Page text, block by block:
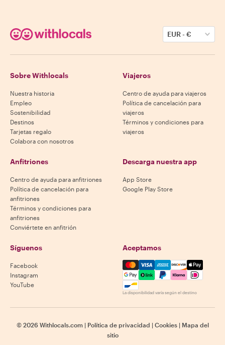
EUR-€
Sobre Withlocals
Nuestra historia
Empleo
Sostenibilidad
Destinos
Tarjetas regalo
Colabora con nosotros
Viajeros
Centro de ayuda para viajeros
Política de cancelación para
viajeros
Términos y condiciones para
viajeros
Anfitriones
Centro de ayuda para anfitriones
Política de cancelación para
anfitriones
Términos y condiciones para
anfitriones
Conviértete en anfitrión
Descarga nuestra app
App Store
Google Play Store
Síguenos
Facebook
Instagram
YouTube
Aceptamos
Mastercard, Visa, Amex,
La disponibilidad varía según el destino
© 2026 Withlocals.com | Política de privacidad | Cookies | Mapa del
sitio